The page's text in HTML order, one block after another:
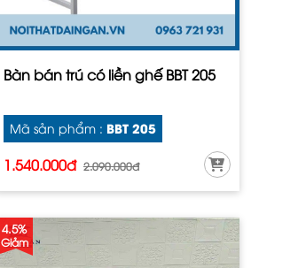
Bàn bán trú có liền ghế BBT 205
Mã sản phẩm : BBT 205
1.540.000đ 2.090.000đ
4.5%
Giảm